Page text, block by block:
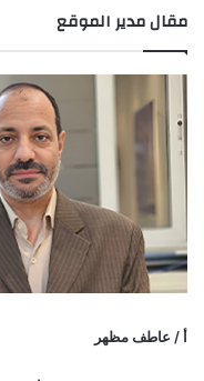
مقال مدير الموقع
أ / عاطف مظهر